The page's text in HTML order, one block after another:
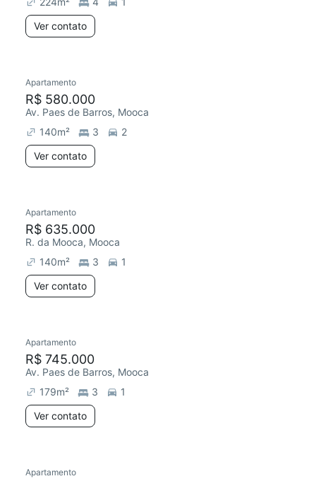
Ver contato
Redecorar
Apartamento
R$ 580.000
Av. Paes de Barros, Mooca
140m² 3
2
Ver contato
Redecorar
Apartamento
R$ 635.000
R. da Mooca, Mooca
140m² 3
1
Ver contato
Redecorar
Apartamento
R$ 745.000
Av. Paes de Barros, Mooca
179m² 3
1
Ver contato
Redecorar
Apartamento